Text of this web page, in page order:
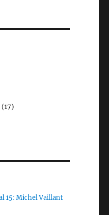
(17)
15: Michel Vaillant